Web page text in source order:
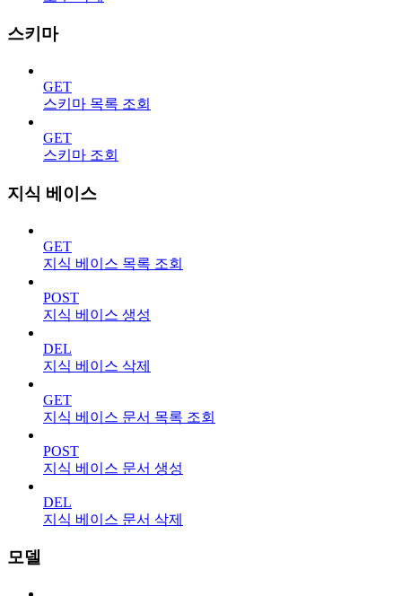
스키마
GET
스키마 목록 조회
GET
스키마 조회
지식 베이스
GET
지식 베이스 목록 조회
POST
지식 베이스 생성
DEL
지식 베이스 삭제
GET
지식 베이스 문서 목록 조회
POST
지식 베이스 문서 생성
DEL
지식 베이스 문서 삭제
모델